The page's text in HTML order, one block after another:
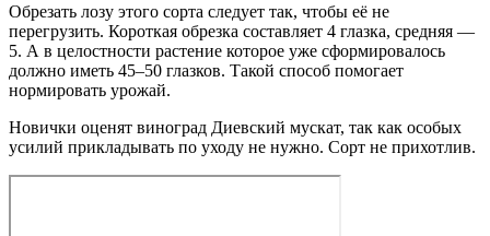
Обрезать лозу этого сорта следует так, чтобы её не
перегрузить. Короткая обрезка составляет 4 глазка, средняя —
5. А в целостности растение которое уже сформировалось
должно иметь 45–50 глазков. Такой способ помогает
нормировать урожай.
Новички оценят виноград Диевский мускат, так как особых
усилий прикладывать по уходу не нужно. Сорт не прихотлив.